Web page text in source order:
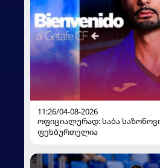
11:26/04-08-2026
ოფიციალურად: საბა
ფეხბურთელია